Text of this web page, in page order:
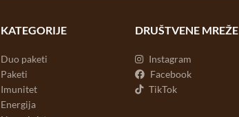
KATEGORIJE
Duo paketi
Paketi
Imunitet
Energija
DRUŠTVENE MREŽE
Instagram
Facebook
TikTok